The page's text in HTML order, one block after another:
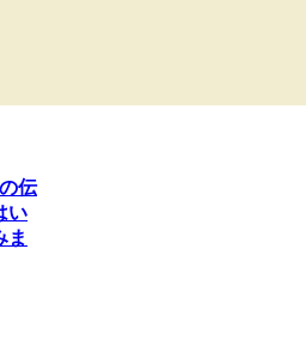
伝
い
ま